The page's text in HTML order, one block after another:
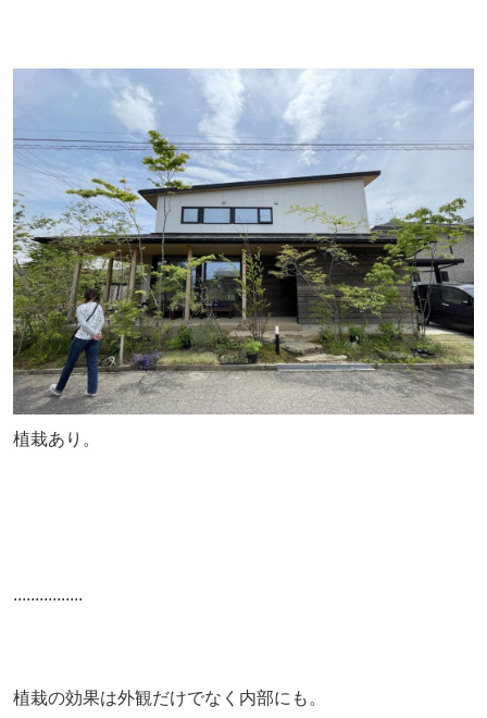
植栽あり。
................
植栽の効果は外観だけでなく内部にも。